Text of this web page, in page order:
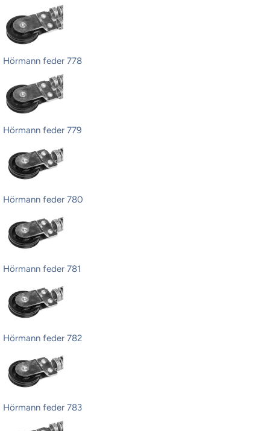
Hörmann feder 778
Hörmann feder 779
Hörmann feder 780
Hörmann feder 781
Hörmann feder 782
Hörmann feder 783